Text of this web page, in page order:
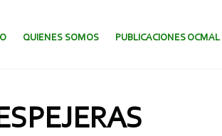
AL CONTENIDO.
QUIENES SOMOS PUBLICACIONES OCMAL